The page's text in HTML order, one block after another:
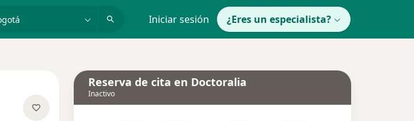
Iniciar sesión ¿Eres un especialista?
Reserva de cita en Doctoralia
Inactivo